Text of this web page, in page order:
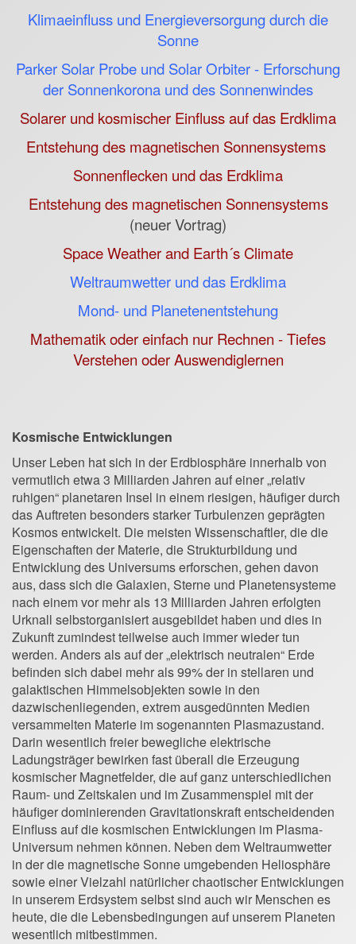
Klimaeinfluss und Energieversorgung durch die
Sonne
Parker Solar Probe und Solar Orbiter - Erforschung
der Sonnenkorona und des Sonnenwindes
Solarer und kosmischer Einfluss auf das Erdklima
Entstehung des magnetischen Sonnensystems
Sonnenflecken und das Erdklima
Entstehung des magnetischen Sonnensystems
(neuer Vortrag)
Space Weather and Earth´s Climate
Weltraumwetter und das Erdklima
Mond- und Planetenentstehung
Mathematik oder einfach nur Rechnen - Tiefes
Verstehen oder Auswendiglernen
Kosmische Entwicklungen
Unser Leben hat sich in der Erdbiosphäre innerhalb von
vermutlich etwa 3 Milliarden Jahren auf einer „relativ
ruhigen“ planetaren Insel in einem riesigen, häufiger durch
das Auftreten besonders starker Turbulenzen geprägten
Kosmos entwickelt. Die meisten Wissenschaftler, die die
Eigenschaften der Materie, die Strukturbildung und
Entwicklung des Universums erforschen, gehen davon
aus, dass sich die Galaxien, Sterne und Planetensysteme
nach einem vor mehr als 13 Milliarden Jahren erfolgten
Urknall selbstorganisiert ausgebildet haben und dies in
Zukunft zumindest teilweise auch immer wieder tun
werden. Anders als auf der „elektrisch neutralen“ Erde
befinden sich dabei mehr als 99% der in stellaren und
galaktischen Himmelsobjekten sowie in den
dazwischenliegenden, extrem ausgedünnten Medien
versammelten Materie im sogenannten Plasmazustand.
Darin wesentlich freier bewegliche elektrische
Ladungsträger bewirken fast überall die Erzeugung
kosmischer Magnetfelder, die auf ganz unterschiedlichen
Raum- und Zeitskalen und im Zusammenspiel mit der
häufiger dominierenden Gravitationskraft entscheidenden
Einfluss auf die kosmischen Entwicklungen im Plasma-
Universum nehmen können. Neben dem Weltraumwetter
in der die magnetische Sonne umgebenden Heliosphäre
sowie einer Vielzahl natürlicher chaotischer Entwicklungen
in unserem Erdsystem selbst sind auch wir Menschen es
heute, die die Lebensbedingungen auf unserem Planeten
wesentlich mitbestimmen.